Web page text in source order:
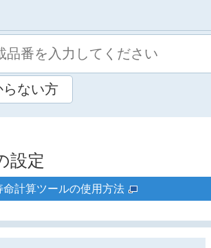
ない方
設定
命計算ツールの使用方法